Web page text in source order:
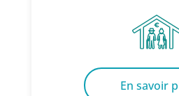
En savoir